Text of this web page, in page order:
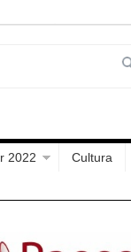
2022 Cultura